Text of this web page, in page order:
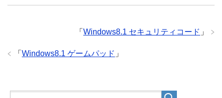
「 Windows8.1 セキュリティコード 」
「 Windows8.1 ゲームパッド 」